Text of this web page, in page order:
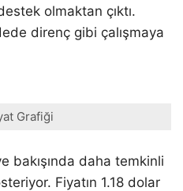
olmaktan çıktı.
direnç gibi çalışmaya
Grafiği
bakışında daha temkinli
Fiyatın 1.18 dolar